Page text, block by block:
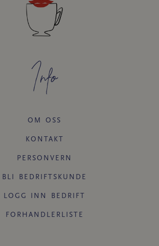
Info
OM OSS
KONTAKT
PERSONVERN
BLI BEDRIFTSKUNDE
LOGG INN BEDRIFT
FORHANDLERLISTE